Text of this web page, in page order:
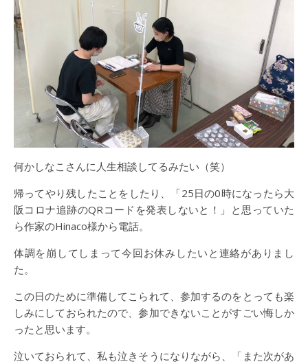
何かしなこさんに人生相談してるみたい（笑）
帰ってやり残したことをしたり、「25日の0時になったら大
阪コロナ追跡のQRコードを発表しないと！」と思っていた
ら作家のHinaco様から電話。
体調を崩してしまって今回お休みしたいと連絡がありまし
た。
この日のために準備してこられて、参加するのをとっても楽
しみにしておられたので、参加できないことがすごい悔しか
ったと思います。
泣いておられて、私も泣きそうになりながら、「また次があ